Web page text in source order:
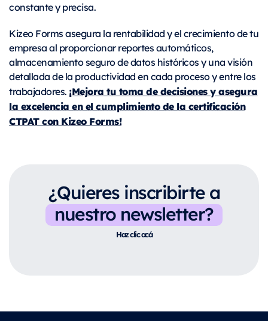
constante y precisa.
Kizeo Forms asegura la rentabilidad y el crecimiento de tu
empresa al proporcionar reportes automáticos,
almacenamiento seguro de datos históricos y una visión
detallada de la productividad en cada proceso y entre los
trabajadores. ¡Mejora tu toma de decisiones y asegura
la excelencia en el cumplimiento de la certificación
CTPAT con Kizeo Forms!
¿Quieres inscribirte a
nuestro newsletter?
Haz clic acá